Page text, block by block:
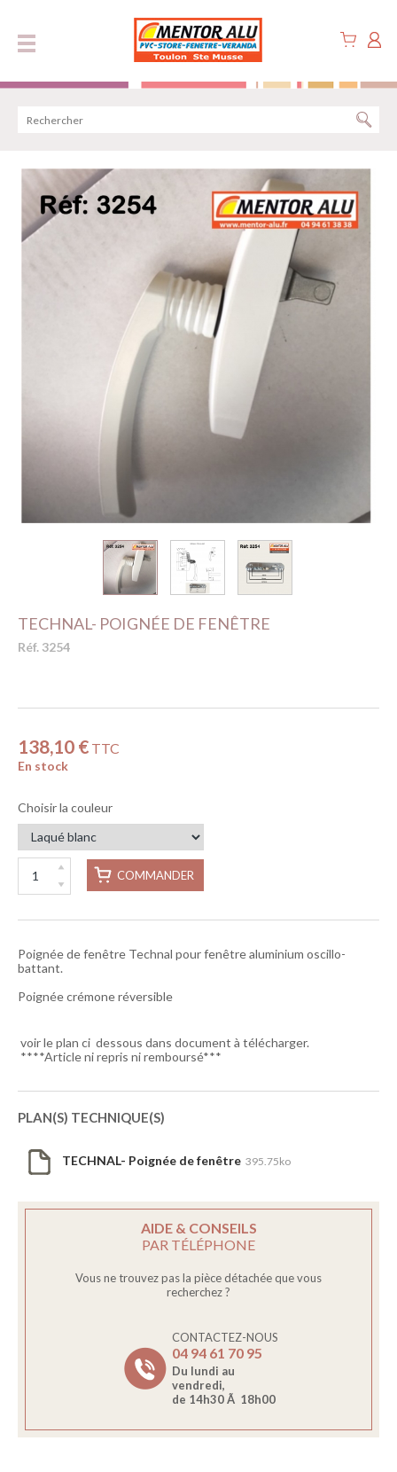
TECHNAL- POIGNÉE DE FENÊTRE
Réf. 3254
138,10 € TTC
En stock
Choisir la couleur
COMMANDER
Poignée de fenêtre Technal pour fenêtre aluminium oscillo-
battant.
Poignée crémone réversible
voir le plan ci dessous dans document à télécharger.
****Article ni repris ni remboursé***
PLAN(S) TECHNIQUE(S)
TECHNAL- Poignée de fenêtre 395.75ko
AIDE & CONSEILS
PAR TÉLÉPHONE
Vous ne trouvez pas la pièce détachée que vous
recherchez ?
CONTACTEZ-NOUS
04 94 61 70 95
Du lundi au
vendredi,
de 14h30 Ã 18h00